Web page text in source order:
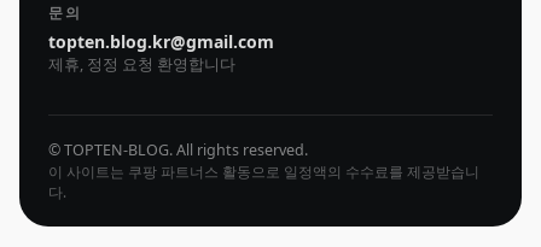
문의
topten.blog.kr@gmail.com
제휴, 정정 요청 환영합니다
© TOPTEN-BLOG. All rights reserved.
이 사이트는 쿠팡 파트너스 활동으로 일정액의 수수료를 제공받습니
다.